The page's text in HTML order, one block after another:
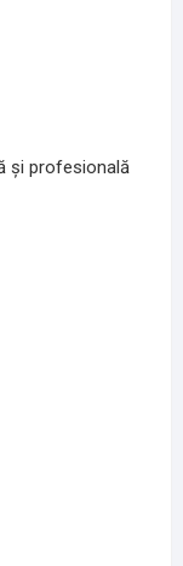
și profesională